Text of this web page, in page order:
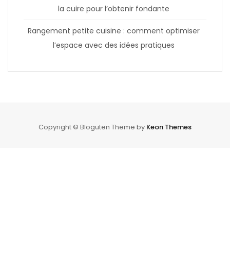
la cuire pour l’obtenir fondante
Rangement petite cuisine : comment optimiser
l’espace avec des idées pratiques
Copyright © Bloguten Theme by Keon Themes